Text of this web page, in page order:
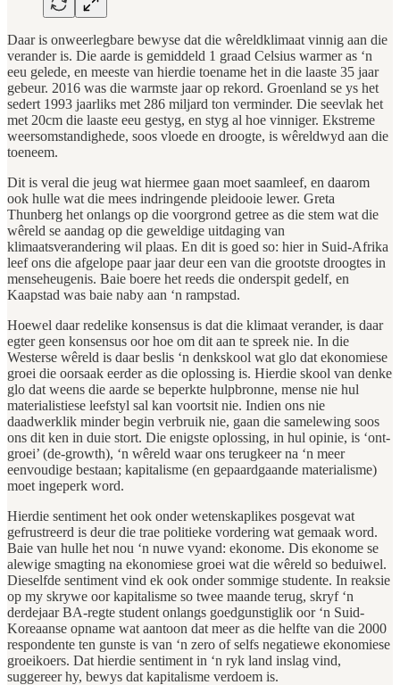
Daar is onweerlegbare bewyse dat die wêreldklimaat vinnig aan die
verander is. Die aarde is gemiddeld 1 graad Celsius warmer as ‘n
eeu gelede, en meeste van hierdie toename het in die laaste 35 jaar
gebeur. 2016 was die warmste jaar op rekord. Groenland se ys het
sedert 1993 jaarliks met 286 miljard ton verminder. Die seevlak het
met 20cm die laaste eeu gestyg, en styg al hoe vinniger. Ekstreme
weersomstandighede, soos vloede en droogte, is wêreldwyd aan die
toeneem.
Dit is veral die jeug wat hiermee gaan moet saamleef, en daarom
ook hulle wat die mees indringende pleidooie lewer. Greta
Thunberg het onlangs op die voorgrond getree as die stem wat die
wêreld se aandag op die geweldige uitdaging van
klimaatsverandering wil plaas. En dit is goed so: hier in Suid-Afrika
leef ons die afgelope paar jaar deur een van die grootste droogtes in
menseheugenis. Baie boere het reeds die onderspit gedelf, en
Kaapstad was baie naby aan ‘n rampstad.
Hoewel daar redelike konsensus is dat die klimaat verander, is daar
egter geen konsensus oor hoe om dit aan te spreek nie. In die
Westerse wêreld is daar beslis ‘n denkskool wat glo dat ekonomiese
groei die oorsaak eerder as die oplossing is. Hierdie skool van denke
glo dat weens die aarde se beperkte hulpbronne, mense nie hul
materialistiese leefstyl sal kan voortsit nie. Indien ons nie
daadwerklik minder begin verbruik nie, gaan die samelewing soos
ons dit ken in duie stort. Die enigste oplossing, in hul opinie, is ‘ont-
groei’ (de-growth), ‘n wêreld waar ons terugkeer na ‘n meer
eenvoudige bestaan; kapitalisme (en gepaardgaande materialisme)
moet ingeperk word.
Hierdie sentiment het ook onder wetenskaplikes posgevat wat
gefrustreerd is deur die trae politieke vordering wat gemaak word.
Baie van hulle het nou ‘n nuwe vyand: ekonome. Dis ekonome se
alewige smagting na ekonomiese groei wat die wêreld so beduiwel.
Dieselfde sentiment vind ek ook onder sommige studente. In reaksie
op my skrywe oor kapitalisme so twee maande terug, skryf ‘n
derdejaar BA-regte student onlangs goedgunstiglik oor ‘n Suid-
Koreaanse opname wat aantoon dat meer as die helfte van die 2000
respondente ten gunste is van ‘n zero of selfs negatiewe ekonomiese
groeikoers. Dat hierdie sentiment in ‘n ryk land inslag vind,
suggereer hy, bewys dat kapitalisme verdoem is.